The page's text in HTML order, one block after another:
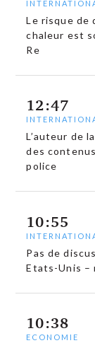
Le risque de
chaleur est
Re
12:47
L’auteur de
des
police
10:55
Pas de
Etats-Unis –
10:38
ECONOMIE